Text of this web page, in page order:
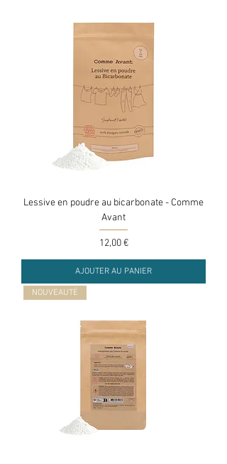
Lessive en poudre au bicarbonate - Comme
Avant
Prix
12,00 €
AJOUTER AU PANIER
NOUVEAUTÉ